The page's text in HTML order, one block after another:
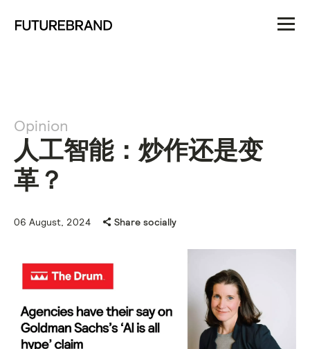
Opinion
人工智能：炒作还是变
革？
06 August, 2024 Share socially